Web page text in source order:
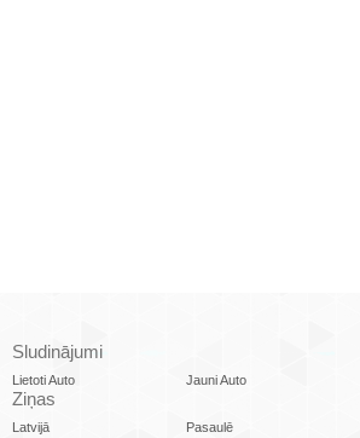
Sludinājumi
Lietoti Auto Jauni Auto
Ziņas
Latvijā Pasaulē